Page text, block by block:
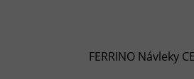
FERRINO Návleky